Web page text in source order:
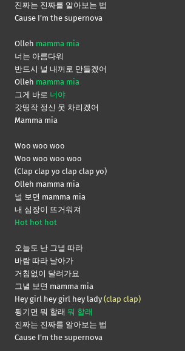
진짜는 진짜를 알아보는 법
Cause I’m the supernova
Olleh mamma mia
너는 아름다워
반드시 널 내꺼로 만들겠어
Olleh mamma mia
그게 바로 너야
갓띵작 정신 못 차리겠어
Mamma mia
Woo woo woo
Woo woo woo woo
(Clap clap yo clap clap yo)
Olleh mamma mia
널 보면 mamma mia
내 심장이 뜨거워져
Hot hot hot
오늘도 난 그녈 따라
바람 따라 날아가
거침없이 달려가요
그녈 보면 mamma mia
Hey girl hey girl hey lady (clap clap)
튕기면 뭐 할래 뭐 할래
진짜는 진짜를 알아보는 법
Cause I’m the supernova